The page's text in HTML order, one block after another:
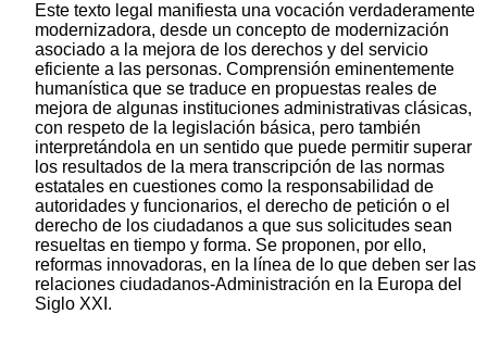
Este texto legal manifiesta una vocación verdaderamente
modernizadora, desde un concepto de modernización
asociado a la mejora de los derechos y del servicio
eficiente a las personas. Comprensión eminentemente
humanística que se traduce en propuestas reales de
mejora de algunas instituciones administrativas clásicas,
con respeto de la legislación básica, pero también
interpretándola en un sentido que puede permitir superar
los resultados de la mera transcripción de las normas
estatales en cuestiones como la responsabilidad de
autoridades y funcionarios, el derecho de petición o el
derecho de los ciudadanos a que sus solicitudes sean
resueltas en tiempo y forma. Se proponen, por ello,
reformas innovadoras, en la línea de lo que deben ser las
relaciones ciudadanos-Administración en la Europa del
Siglo XXI.